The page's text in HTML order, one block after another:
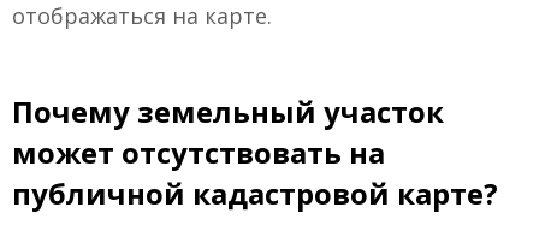
отображаться на карте.
Почему земельный участок
может отсутствовать на
публичной кадастровой карте?